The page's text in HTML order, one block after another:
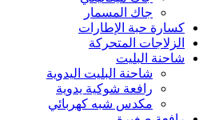
جاك المسمار
كسارة حبة الإطارات
الزلاجات المتحركة
شاحنة البليت
شاحنة البليت اليدوية
رافعة شوكية يدوية
مكدس شبه كهربائي